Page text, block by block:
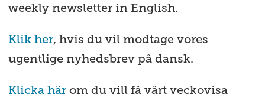
weekly newsletter in English.
Klik her, hvis du vil modtage vores
ugentlige nyhedsbrev på dansk.
Klicka härom du vill få vårt veckovisa